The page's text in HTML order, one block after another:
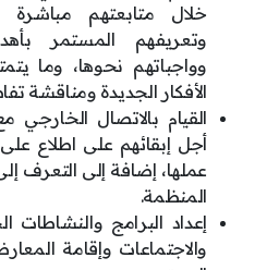
خلال متابعتهم
وتعريفهم المستمر
وواجباتهم نحوها، وما
الأفكار الجديدة ومناقشة
القيام بالاتصال
أجل إبقائهم على اطلاع
عملها، إضافة إلى التعرف
المنظمة.
إعداد البرامج والنشاطات
والاجتماعات وإقامة